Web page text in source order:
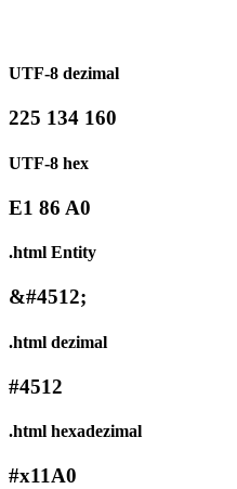
UTF-8 dezimal
225 134 160
UTF-8 hex
E1 86 A0
.html Entity
&#4512;
.html dezimal
#4512
.html hexadezimal
#x11A0